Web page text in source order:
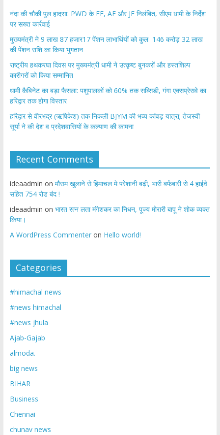
नंदा की चौकी पुल हादसा: PWD के EE, AE और JE निलंबित, सीएम धामी के निर्देश
पर सख्त कार्रवाई
मुख्यमंत्री ने 9 लाख 87 हजार17 पेंशन लाभार्थियों को कुल 146 करोड़ 32 लाख
की पेंशन राशि का किया भुगतान
राष्ट्रीय हथकरघा दिवस पर मुख्यमंत्री धामी ने उत्कृष्ट बुनकरों और हस्तशिल्प
कारीगरों को किया सम्मानित
​धामी कैबिनेट का बड़ा फैसला: पशुपालकों को 60% तक सब्सिडी, गंगा एक्सप्रेसवे का
हरिद्वार तक होगा विस्तार
​हरिद्वार से वीरभद्र (ऋषिकेश) तक निकली BJYM की भव्य कांवड़ यात्रा; तेजस्वी
सूर्या ने की देश व प्रदेशवासियों के कल्याण की कामना
Recent Comments
ideaadmin on मौसम खुलाने से हिमाचल मे परेशानी बढ़ी, भारी बर्फबारी से 4 हाईवे
सहित 754 रोड बंद !
ideaadmin on भारत रत्न लता मंगेशकर का निधन, पूज्य मोरारी बापू ने शोक व्यक्त
किया।
A WordPress Commenteron Hello world!
Categories
#himachal news
#news himachal
#news jhula
Ajab-Gajab
almoda.
big news
BIHAR
Business
Chennai
chunav news